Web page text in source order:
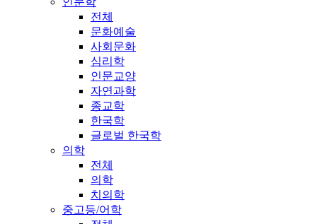
전체
문화예술
사회문화
심리학
인문교양
자연과학
종교학
한국학
글로벌 한국학
의학
전체
의학
치의학
중고등/어학